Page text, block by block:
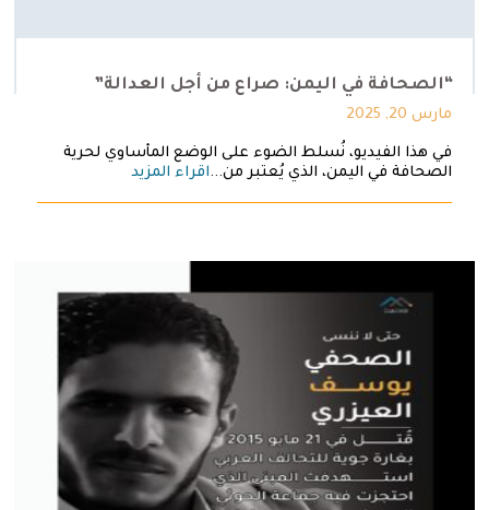
“الصحافة في اليمن: صراع من أجل العدالة”
مارس 20, 2025
في هذا الفيديو، نُسلط الضوء على الوضع المأساوي لحرية
الصحافة في اليمن، الذي يُعتبر من...اقراء المزيد